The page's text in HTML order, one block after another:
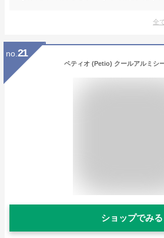
全
no. 21
ペティオ (Petio) クールアルミシ
ショップでみる